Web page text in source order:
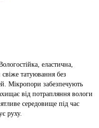
еластична,
татуювання без
Мікропори забезпечують
від потрапляння вологи
середовище під час
руху.